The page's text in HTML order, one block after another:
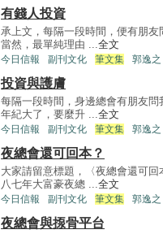
有錢人投資
承上文，每隔一段時間，便有朋
當然，最單純理由 ...全文
今日信報 副刊文化 筆文集 郭逸之
投資與護膚
每隔一段時間，身邊總會有朋友
年紀大了，要麼升 ...全文
今日信報 副刊文化 筆文集 郭逸之
夜總會還可回本？
大家請留意標題，〈夜總會還可
八七年大富豪夜總 ...全文
今日信報 副刊文化 筆文集 郭逸之
夜總會與揼骨平台